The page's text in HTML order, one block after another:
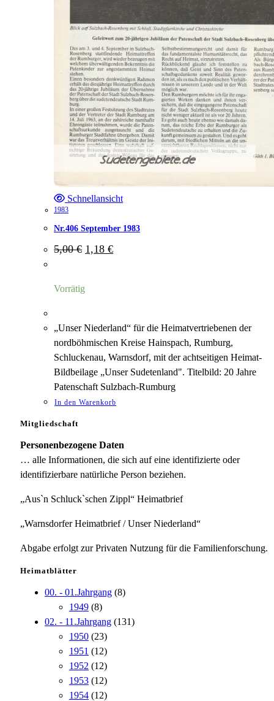
Schnellansicht
1983
Nr.406 September 1983
5,00€ Ursprünglicher
Preis
1,18 €Aktueller
Preis
Vorrätig
„Unser Niederland“ für die Heimatvertriebenen der
nordböhmischen Kreise Hainspach, Rumburg,
Schluckenau, Warnsdorf, mit der achtseitigen Heimat-
Bildbeilage „Unser Sudetenland". Titelbild: 20 Jahre
Patenschaft Sulzbach-Rumburg
In den Warenkorb
Mitgliedschaft
Personenbezogene Daten
… alle Informationen, die sich auf eine identifizierte oder
identifizierbare natürliche Person beziehen.
„Aus`n Schluck`schen Zippl“ Heimatbrief
„Warnsdorfer Heimatbrief / Unser Niederland“
Abgabe erfolgt zur Privaten Nutzung für die Familienforschung.
Heimatblätter
00. - 01.Jahrgang (8)
1949 (8)
02. - 11.Jahrgang (131)
1950 (23)
1951 (12)
1952 (12)
1953 (12)
1954 (12)